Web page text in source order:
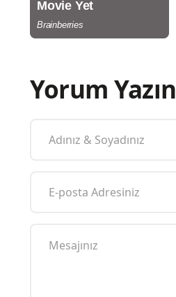
Yorum Yazın